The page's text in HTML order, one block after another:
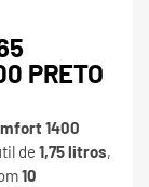
PRETO
1400
de 1,75 litros,
10